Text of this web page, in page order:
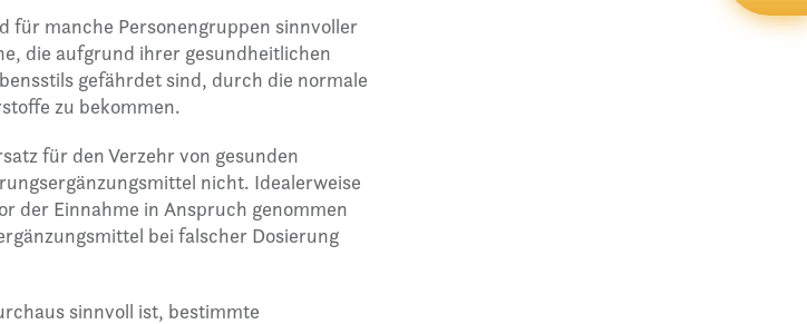
für manche Personengruppen sinnvoller
die aufgrund ihrer gesundheitlichen
gefährdet sind, durch die normale
zu bekommen.
für den Verzehr von gesunden
nicht. Idealerweise
der Einnahme in Anspruch genommen
bei falscher Dosierung
sinnvoll ist, bestimmte